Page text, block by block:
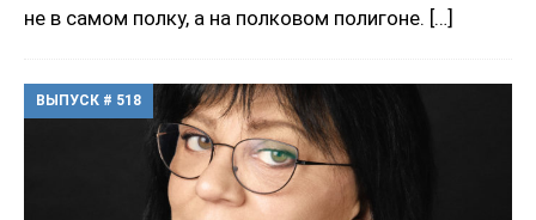
не в самом полку, а на полковом полигоне. […]
ВЫПУСК # 518